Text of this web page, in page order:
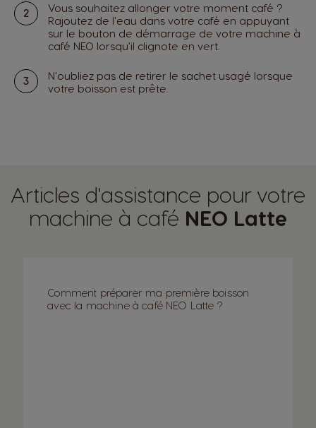
Vous souhaitez allonger votre moment café ?
Rajoutez de l'eau dans votre café en appuyant
sur le bouton de démarrage de votre machine à
café NEO lorsqu'il clignote en vert.
N'oubliez pas de retirer le sachet usagé lorsque
votre boisson est prête.
Articles d'assistance pour votre
machine à café NEO Latte
Comment préparer ma première boisson
avec la machine à café NEO Latte ?